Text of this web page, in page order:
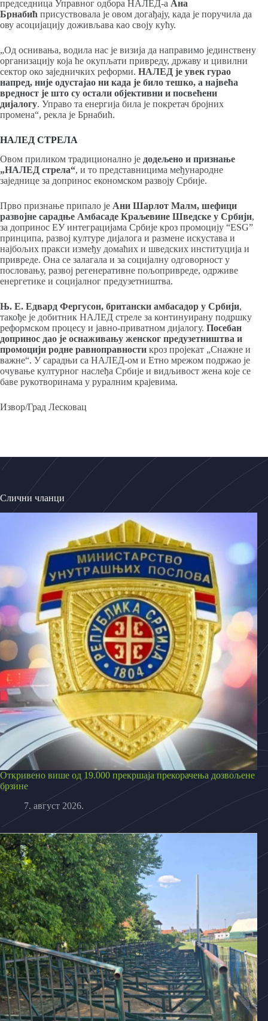
председница Управног одбора НАЛЕД-а Ана
Брнабић присуствовала је овом догађају, када је поручила да
ову асоцијацију доживљава као своју кућу.
„Од оснивања, водила нас је визија да направимо јединствену
организацију која ће окупљати привреду, државу и цивилни
сектор око заједничких реформи. НАЛЕД је увек гурао
напред, није одустајао ни када је било тешко, а највећа
вредност је што су остали објективни и посвећени
дијалогу. Управо та енергија била је покретач бројних
промена“, рекла је Брнабић.
НАЛЕД СТРЕЛА
Овом приликом традиционално је додељено и признање
„НАЛЕД стрела“, и то представницима међународне
заједнице за допринос економском развоју Србије.
Прво признање припало је Ани Шарлот Малм, шефици
развојне сарадње Амбасаде Краљевине Шведске у Србији,
за допринос ЕУ интеграцијама Србије кроз промоцију “ESG”
принципа, развој културе дијалога и размене искустава и
најбољих пракси између домаћих и шведских институција и
привреде. Она се залагала и за социјалну одговорност у
пословању, развој регенеративне пољопривреде, одрживе
енергетике и социјалног предузетништва.
Њ. Е. Едвард Фергусон, британски амбасадор у Србији,
такође је добитник НАЛЕД стреле за континуирану подршку
реформском процесу и јавно-приватном дијалогу. Посебан
допринос дао је оснаживању женског предузетништва и
промоцији родне равноправности кроз пројекат „Снажне и
важне“. У сарадњи са НАЛЕД-ом и Етно мрежом подржао је
очување културног наслеђа Србије и видљивост жена које се
баве рукотворинама у руралним крајевима.
Извор/Град Лесковац
Слични чланци
Откривено више од 19.000 прекршаја прекорачења дозвољене
брзине
7. август 2026.